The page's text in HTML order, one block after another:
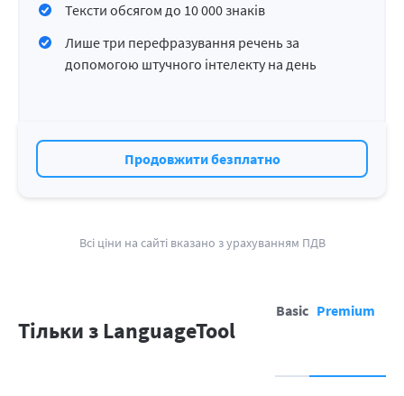
Тексти обсягом до 10 000 знаків
Лише три перефразування речень за
допомогою штучного інтелекту на день
Продовжити безплатно
​​Всі ціни на сайті вказано з урахуванням ПДВ
Тільки з LanguageTool
Basic Premium